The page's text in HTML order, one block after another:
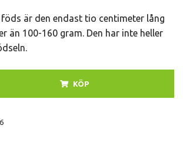
är den endast tio centimeter lång
än 100-160 gram. Den har inte heller
KÖP